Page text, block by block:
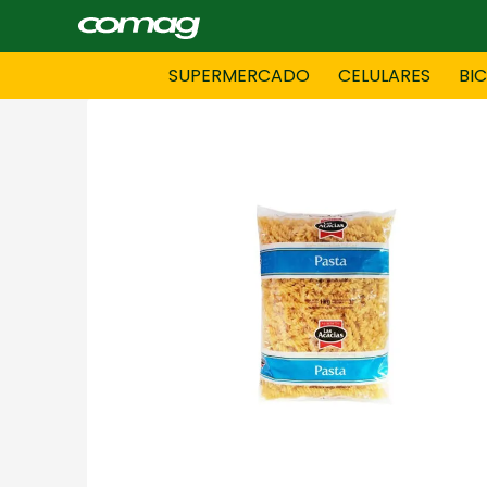
SUPERMERCADO CELULARES
DAMAS CONFECCIONES
HOMBRES CONFECCIONES